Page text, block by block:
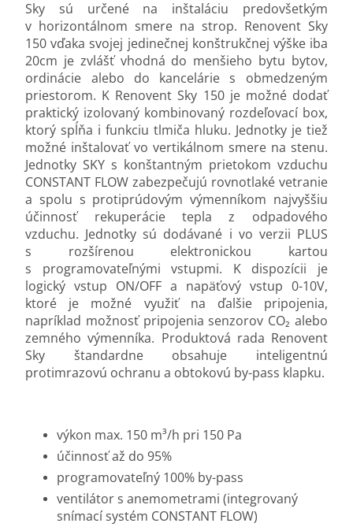
Sky sú určené na inštaláciu predovšetkým
v horizontálnom smere na strop. Renovent Sky
150 vďaka svojej jedinečnej konštrukčnej výške iba
20cm je zvlášť vhodná do menšieho bytu bytov,
ordinácie alebo do kancelárie s obmedzeným
priestorom. K Renovent Sky 150 je možné dodať
praktický izolovaný kombinovaný rozdeľovací box,
ktorý spĺňa i funkciu tlmiča hluku. Jednotky je tiež
možné inštalovať vo vertikálnom smere na stenu.
Jednotky SKY s konštantným prietokom vzduchu
CONSTANT FLOW zabezpečujú rovnotlaké vetranie
a spolu s protiprúdovým výmenníkom najvyššiu
účinnosť rekuperácie tepla z odpadového
vzduchu. Jednotky sú dodávané i vo verzii PLUS
s rozšírenou elektronickou kartou
s programovateľnými vstupmi. K dispozícii je
logický vstup ON/OFF a napäťový vstup 0-10V,
ktoré je možné využiť na ďalšie pripojenia,
napríklad možnosť pripojenia senzorov CO₂ alebo
zemného výmenníka. Produktová rada Renovent
Sky štandardne obsahuje inteligentnú
protimrazovú ochranu a obtokovú by-pass klapku.
výkon max. 150 m³/h pri 150 Pa
účinnosť až do 95%
programovateľný 100% by-pass
ventilátor s anemometrami (integrovaný
snímací systém CONSTANT FLOW)